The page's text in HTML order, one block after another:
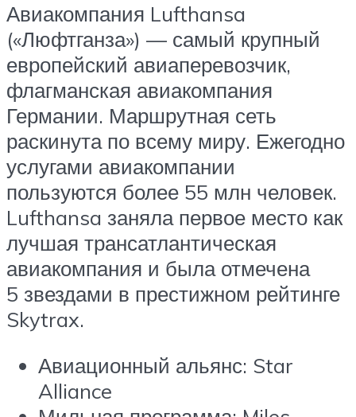
Авиакомпания Lufthansa
(«Люфтганза») — самый крупный
европейский авиаперевозчик,
флагманская авиакомпания
Германии. Маршрутная сеть
раскинута по всему миру. Ежегодно
услугами авиакомпании
пользуются более 55 млн человек.
Lufthansa заняла первое место как
лучшая трансатлантическая
авиакомпания и была отмечена
5 звездами в престижном рейтинге
Skytrax.
Авиационный альянс: Star
Alliance